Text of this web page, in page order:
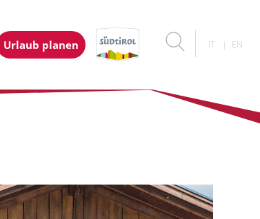
Urlaub planen IT EN